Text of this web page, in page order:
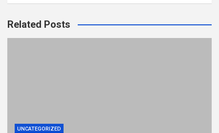
Related Posts
UNCATEGORIZED